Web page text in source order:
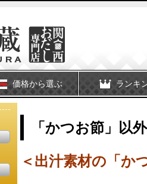
価格から選ぶ ランキ
「かつお節」以
＜出汁素材の「か